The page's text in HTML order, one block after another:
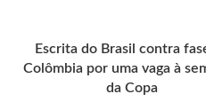
Escrita do Brasil contra
Colômbia por uma vaga à
da Copa